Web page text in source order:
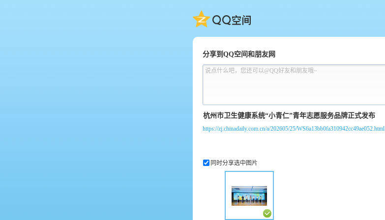
QQ空间
分享到QQ空间和朋友网
说点什么吧，您还可以@QQ好友和朋友哦~
https://zj.chinadaily.com.cn/a/202605/25/WS6a13bb0fa310942cc49ae052.html
同时分享选中图片